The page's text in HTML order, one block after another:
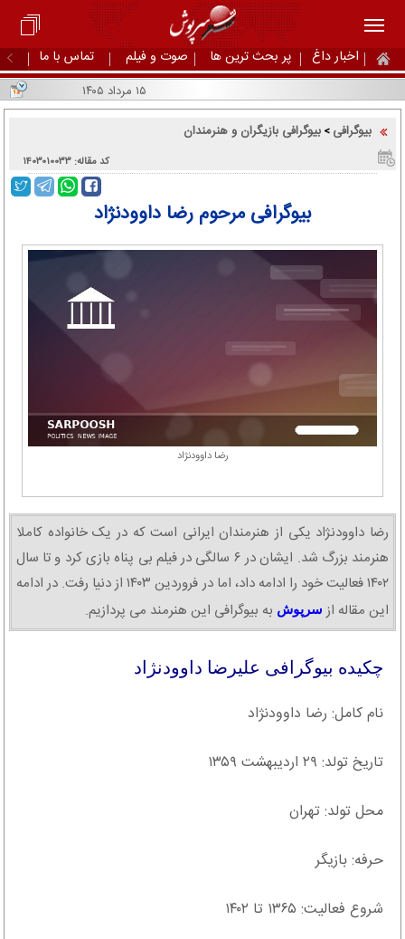
اخبار داغ پر بحث ترین ها صوت و فیلم تماس با ما
بیوگرافی > بیوگرافی بازیگران و هنرمندان
کد مقاله: ۱۴۰۳۰۱۰۰۳۳
بیوگرافی مرحوم رضا داوودنژاد
رضا داوودنژاد
رضا داوودنژاد یکی از هنرمندان ایرانی است که در یک خانواده کاملا
هنرمند بزرگ شد. ایشان در ۶ سالگی در فیلم بی پناه بازی کرد و تا سال
۱۴۰۲ فعالیت خود را ادامه داد، اما در فروردین ۱۴۰۳ از دنیا رفت. در ادامه
این مقاله از سرپوش به بیوگرافی این هنرمند می پردازیم.
چکیده بیوگرافی علیرضا داوودنژاد
نام کامل: رضا داوودنژاد
تاریخ تولد: ۲۹ اردیبهشت ۱۳۵۹
محل تولد: تهران
حرفه: بازیگر
شروع فعالیت: ۱۳۶۵ تا ۱۴۰۲